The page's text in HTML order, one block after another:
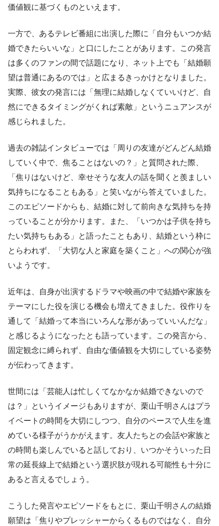
価値観に基づくものといえます。
一方で、あるテレビ番組に出演した際に「自分もいつか結
婚できたらいいな」と口にしたことがあります。この発言
は多くのファンの間で話題になり、ネット上でも「結婚願
望は普通にあるのでは」と広まるきっかけとなりました。
実際、彼女の発言には「無理に結婚しなくていいけど、自
然にできるタイミングがくれば素敵」というニュアンスが
感じられました。
過去の雑誌インタビューでは「周りの友達がどんどん結婚
していく中で、焦ることはないの？」と質問された際、
「焦りはないけど、幸せそうな友人の話を聞くと羨ましい
気持ちになることもある」と笑いながら答えていました。
このエピソードからも、結婚に対して前向きな気持ちを持
っていることが分かります。また、「いつかは子供を持ち
たい気持ちもある」と語ったこともあり、結婚という枠に
とらわれず、「大切な人と家庭を築くこと」への関心が強
いようです。
近年は、自身が出演するドラマや映画の中で結婚や家族を
テーマにした役を演じる機会も増えてきました。役作りを
通して「結婚って本当にいろんな形があっていいんだな」
と感じるようになったとも語っています。この発言から、
固定観念に縛られず、自由な価値観を大切にしている姿勢
が伝わってきます。
世間には「芸能人は忙しくてなかなか結婚できないので
は？」というイメージもありますが、栗山千明さんはプラ
イベートの時間を大切にしつつ、自分のペースで人生を進
めている様子がうかがえます。友人たちとの会話や家族と
の時間も楽しんでいると話しており、いつかそういった日
常の延長線上で結婚という選択肢が現れる可能性も十分に
あると言えるでしょう。
こうした発言やエピソードをもとに、栗山千明さんの結婚
願望は「焦りやプレッシャーからくるものではなく、自分